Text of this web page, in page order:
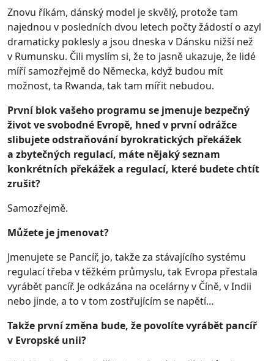
Znovu říkám, dánský model je skvělý, protože tam
najednou v posledních dvou letech počty žádostí o azyl
dramaticky poklesly a jsou dneska v Dánsku nižší než
v Rumunsku. Čili myslím si, že to jasně ukazuje, že lidé
míří samozřejmě do Německa, když budou mít
možnost, ta Rwanda, tak tam mířit nebudou.
První blok vašeho programu se jmenuje bezpečný
život ve svobodné Evropě, hned v první odrážce
slibujete odstraňování byrokratických překážek
a zbytečných regulací, máte nějaký seznam
konkrétních překážek a regulací, které budete chtít
zrušit?
Samozřejmě.
Můžete je jmenovat?
Jmenujete se Pancíř, jo, takže za stávajícího systému
regulací třeba v těžkém průmyslu, tak Evropa přestala
vyrábět pancíř. Je odkázána na ocelárny v Číně, v Indii
nebo jinde, a to v tom zostřujícím se napětí…
Takže první změna bude, že povolíte vyrábět pancíř
v Evropské unii?